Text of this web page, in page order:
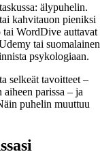
älypuhelin.
kahvitauon pieniksi
WordDive auttavat
tai suomalainen
psykologiaan.
selkeät tavoitteet –
parissa – ja
puhelin muuttuu